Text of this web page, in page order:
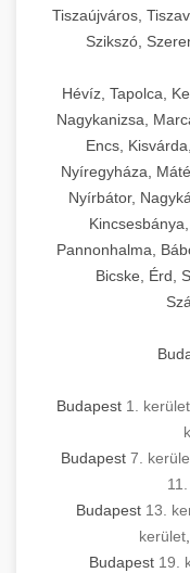
Tiszaújváros,
Szikszó,
Hévíz, Tapolca,
Nagykanizsa,
Encs,
Nyíregyháza,
Nyírbátor,
Pannonhalma,
Bicske, Érd,
Budapest 1. kerület
Budapest 7.
Budapest 13.
kerület,
Budapest 19.